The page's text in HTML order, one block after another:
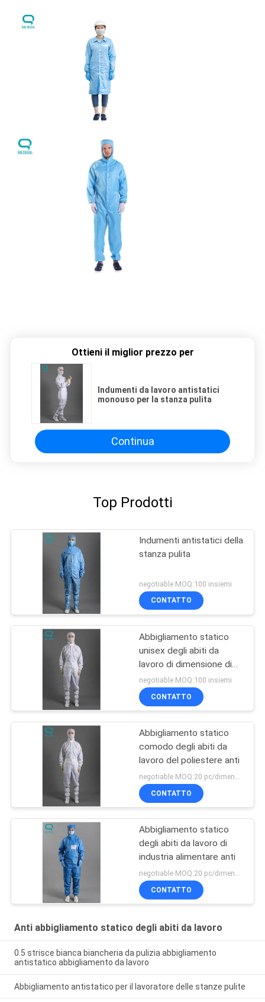
Ottieni il miglior prezzo per
Indumenti da lavoro antistatici
monouso per la stanza pulita
Continua
Top Prodotti
Indumenti antistatici della
stanza pulita
negotiable MOQ:100 insiemi
CONTATTO
Abbigliamento statico
unisex degli abiti da
lavoro di dimensione di
Xxxl - di Xs anti
negotiable MOQ:100 insiemi
CONTATTO
Abbigliamento statico
comodo degli abiti da
lavoro del poliestere anti
negotiable MOQ:20 pc/dimensione
CONTATTO
Abbigliamento statico
degli abiti da lavoro di
industria alimentare anti
CONTATTO
Anti abbigliamento statico degli abiti da lavoro
0.5 strisce bianca biancheria da pulizia abbigliamento
antistatico abbigliamento da lavoro
Abbigliamento antistatico per il lavoratore delle stanze pulite